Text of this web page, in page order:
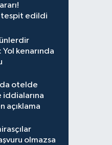
tespit edildi
Yol kenarında
otelde
açıklama
olmazsa